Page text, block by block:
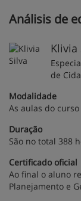
Análisis de
Klivia
de
Modalidade
As aulas do
Duração
São no total 388
Certificado oficial
Ao final o aluno
Planejamento e